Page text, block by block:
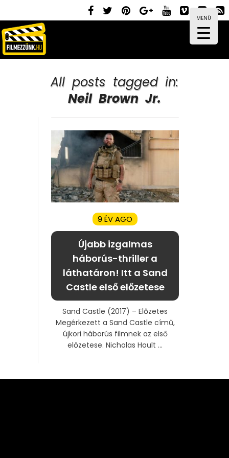
MENÜ
All posts tagged in:
Neil Brown Jr.
9 ÉV AGO
Újabb izgalmas
háborús-thriller a
láthatáron! Itt a Sand
Castle első előzetese
Sand Castle (2017) – Előzetes
Megérkezett a Sand Castle című,
újkori háborús filmnek az első
előzetese. Nicholas Hoult ...